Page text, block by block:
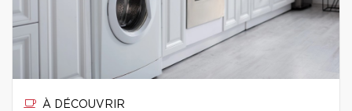
À DÉCOUVRIR